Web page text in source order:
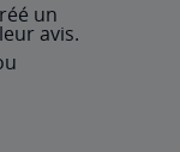
un
avis.